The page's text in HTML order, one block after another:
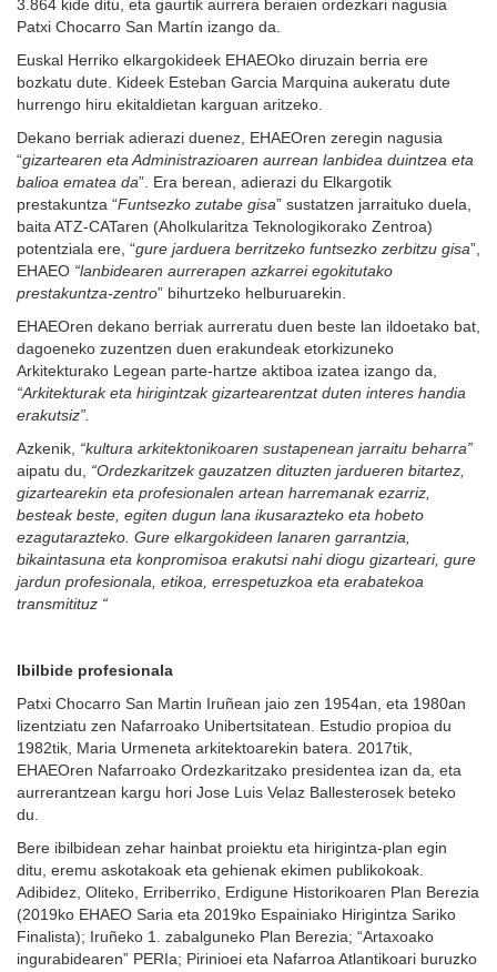
3.864 kide ditu, eta gaurtik aurrera beraien ordezkari nagusia
Patxi Chocarro San Martín izango da.
Euskal Herriko elkargokideek EHAEOko diruzain berria ere
bozkatu dute. Kideek Esteban Garcia Marquina aukeratu dute
hurrengo hiru ekitaldietan karguan aritzeko.
Dekano berriak adierazi duenez, EHAEOren zeregin nagusia
“gizartearen eta Administrazioaren aurrean lanbidea duintzea eta
balioa ematea da”. Era berean, adierazi du Elkargotik
prestakuntza “Funtsezko zutabe gisa” sustatzen jarraituko duela,
baita ATZ-CATaren (Aholkularitza Teknologikorako Zentroa)
potentziala ere, “gure jarduera berritzeko funtsezko zerbitzu gisa”,
EHAEO “lanbidearen aurrerapen azkarrei egokitutako
prestakuntza-zentro” bihurtzeko helburuarekin.
EHAEOren dekano berriak aurreratu duen beste lan ildoetako bat,
dagoeneko zuzentzen duen erakundeak etorkizuneko
Arkitekturako Legean parte-hartze aktiboa izatea izango da,
“Arkitekturak eta hirigintzak gizartearentzat duten interes handia
erakutsiz”.
Azkenik, “kultura arkitektonikoaren sustapenean jarraitu beharra”
aipatu du,
“Ordezkaritzek gauzatzen dituzten jardueren bitartez,
gizartearekin eta profesionalen artean harremanak ezarriz,
besteak beste, egiten dugun lana ikusarazteko eta hobeto
ezagutarazteko. Gure elkargokideen lanaren garrantzia,
bikaintasuna eta konpromisoa erakutsi nahi diogu gizarteari, gure
jardun profesionala, etikoa, errespetuzkoa eta erabatekoa
transmitituz “
Ibilbide profesionala
Patxi Chocarro San Martin Iruñean jaio zen 1954an, eta 1980an
lizentziatu zen Nafarroako Unibertsitatean. Estudio propioa du
1982tik, Maria Urmeneta arkitektoarekin batera. 2017tik,
EHAEOren Nafarroako Ordezkaritzako presidentea izan da, eta
aurrerantzean kargu hori Jose Luis Velaz Ballesterosek beteko
du.
Bere ibilbidean zehar hainbat proiektu eta hirigintza-plan egin
ditu, eremu askotakoak eta gehienak ekimen publikokoak.
Adibidez, Oliteko, Erriberriko, Erdigune Historikoaren Plan Berezia
(2019ko EHAEO Saria eta 2019ko Espainiako Hirigintza Sariko
Finalista); Iruñeko 1. zabalguneko Plan Berezia; “Artaxoako
ingurabidearen” PERIa; Pirinioei eta Nafarroa Atlantikoari buruzko